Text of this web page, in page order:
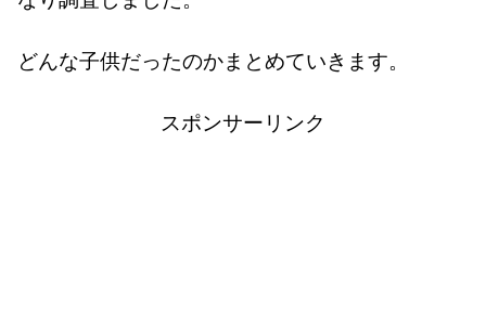
どんな子供だったのかまとめていきます。
スポンサーリンク